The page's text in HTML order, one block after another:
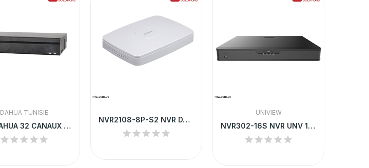
DAHUA TUNISIE
NVR DAHUA 32 CANAUX 4K H.265+ | NVR608-32-4KS2
NVR2108-8P-S2 NVR DAHUA 8 CHANNEL SMART 1U 8...
UNIVIEW
NVR302-16S NVR UNV 16-CH 2 SATA INTERFACE 1U...